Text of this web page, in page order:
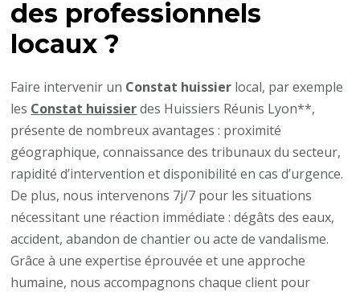
des professionnels
locaux ?
Faire intervenir un Constat huissier local, par exemple
les Constat huissierdes Huissiers Réunis Lyon**,
présente de nombreux avantages : proximité
géographique, connaissance des tribunaux du secteur,
rapidité d’intervention et disponibilité en cas d’urgence.
De plus, nous intervenons 7j/7 pour les situations
nécessitant une réaction immédiate : dégâts des eaux,
accident, abandon de chantier ou acte de vandalisme.
Grâce à une expertise éprouvée et une approche
humaine, nous accompagnons chaque client pour